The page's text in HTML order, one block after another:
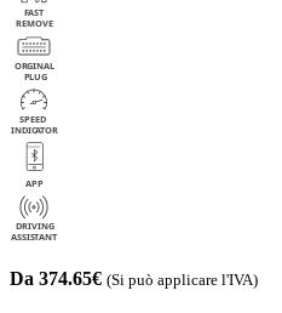
Da 374.65€ (Si può applicare l'IVA)